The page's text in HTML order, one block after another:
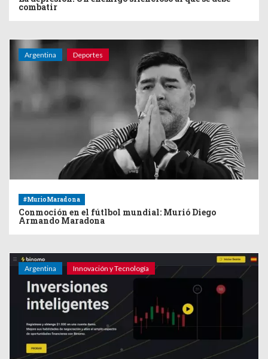
combatir
Argentina Deportes
#MurioMaradona
Conmoción en el fútlbol mundial: Murió Diego
Armando Maradona
Argentina Innovación y Tecnología